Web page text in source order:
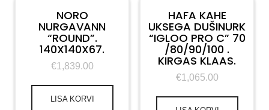
NORO
NURGAVANN
“ROUND”.
140X140X67.
€1,839.00
LISA KORVI
HAFA KAHE
UKSEGA DUŠINURK
“IGLOO PRO C” 70
/80/90/100 .
KIRGAS KLAAS.
€1,065.00